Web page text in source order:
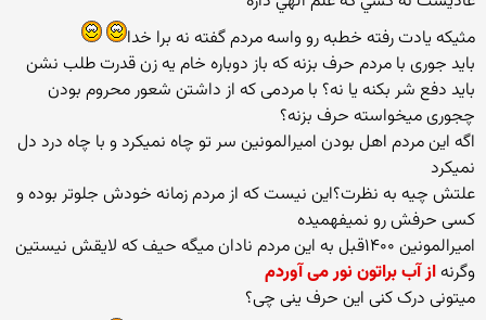
مثیکه یادت رفته خطبه رو واسه مردم گفته نه برا خدا
باید جوری با مردم حرف بزنه که باز دوباره خام یه زن قدرت طلب نشن
باید دفع شر بکنه یا نه؟ با مردمی که از داشتن شعور محروم بودن
چجوری میخواسته حرف بزنه؟
اگه این مردم اهل بودن امیرالمونین سر تو چاه نمیکرد و با چاه درد دل
نمیکرد
علتش چیه به نظرت؟این نیست که از مردم زمانه خودش جلوتر بوده و
کسی حرفش رو نمیفهمیده
امیرالمونین ۱۴۰۰قبل به این مردم نادان میگه حیف که لایقش نیستین
وگرنهاز آب براتون نور می آوردم
میتونی درک کنی این حرف ینی چی؟